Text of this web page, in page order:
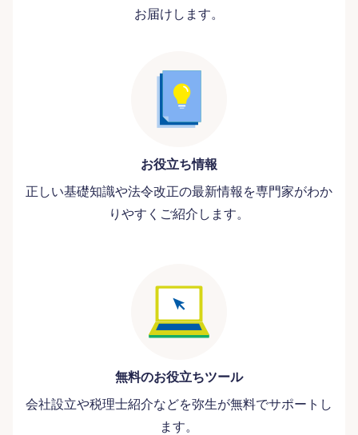
お届けします。
お役立ち情報
正しい基礎知識や法令改正の最新情報を専門家がわか
りやすくご紹介します。
無料のお役立ちツール
会社設立や税理士紹介などを弥生が無料でサポートし
ます。